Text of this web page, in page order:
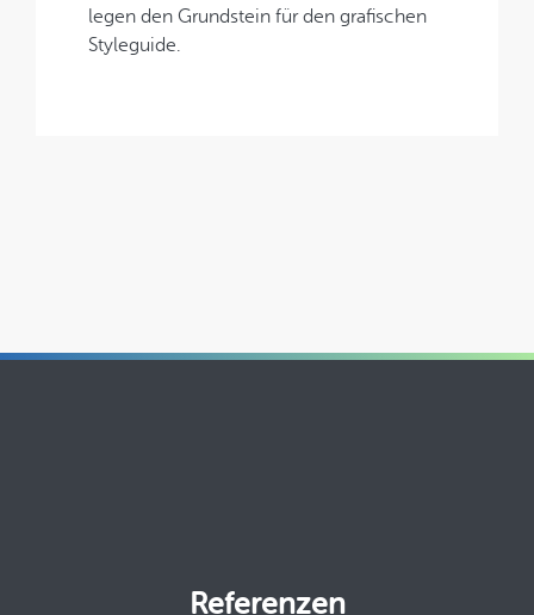
legen den Grundstein für den grafischen
Styleguide.
Referenzen